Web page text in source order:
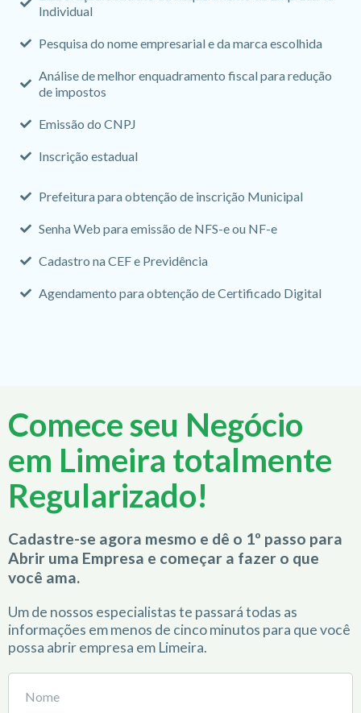
Individual
Pesquisa do nome empresarial e da marca escolhida
Análise de melhor enquadramento fiscal para redução
de impostos
Emissão do CNPJ
Inscrição estadual
Prefeitura para obtenção de inscrição Municipal
Senha Web para emissão de NFS-e ou NF-e
Cadastro na CEF e Previdência
Agendamento para obtenção de Certificado Digital
Comece seu Negócio
em Limeira totalmente
Regularizado!
Cadastre-se agora mesmo e dê o 1º passo para
Abrir uma Empresa e começar a fazer o que
você ama.
Um de nossos especialistas te passará todas as
informações em menos de cinco minutos para que você
possa abrir empresa em Limeira.